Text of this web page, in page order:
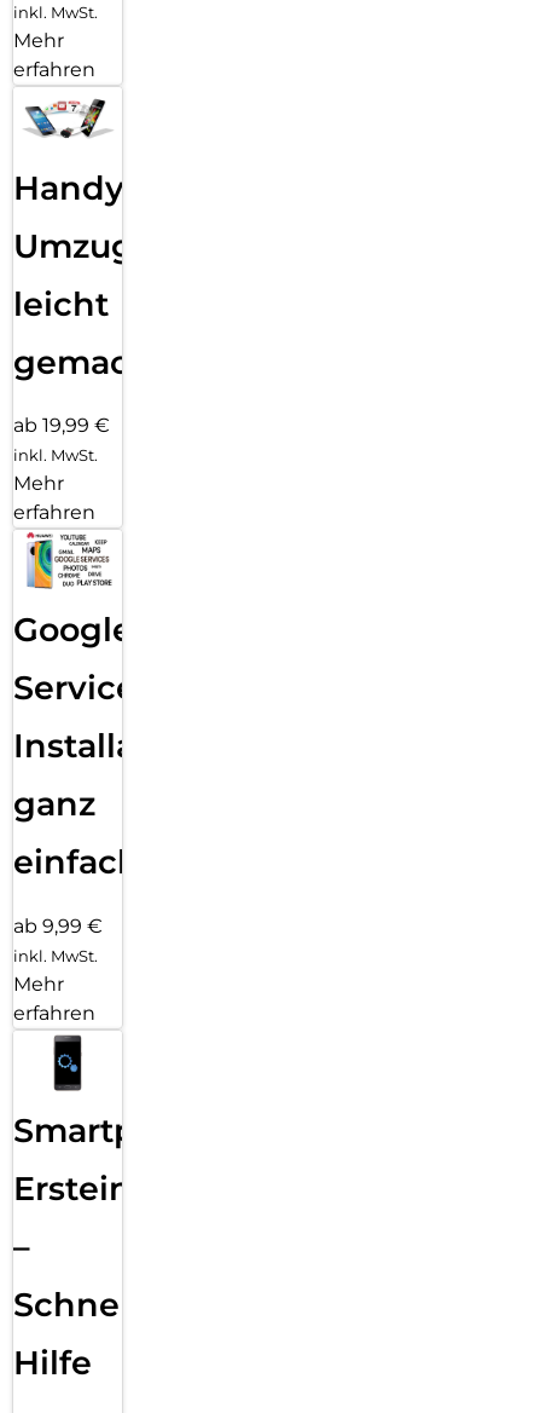
inkl. MwSt.
Mehr
erfahren
Handy
Umzug
leicht
gemacht!
ab 19,99 €
inkl. MwSt.
Mehr
erfahren
Google
Services
Installation
ganz
einfach
ab 9,99 €
inkl. MwSt.
Mehr
erfahren
Smartphone
Ersteinrichtung
–
Schnelle
Hilfe